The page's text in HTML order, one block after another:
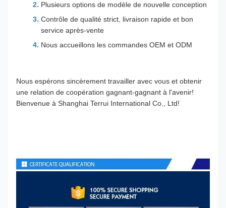
Plusieurs options de modèle de nouvelle conception
Contrôle de qualité strict, livraison rapide et bon
service après-vente
Nous accueillons les commandes OEM et ODM
Nous espérons sincèrement travailler avec vous et obtenir
une relation de coopération gagnant-gagnant à l'avenir!
Bienvenue à Shanghai Terrui International Co., Ltd!